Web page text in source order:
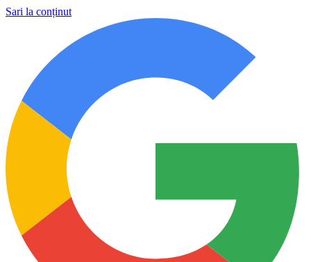
Sari la conținut